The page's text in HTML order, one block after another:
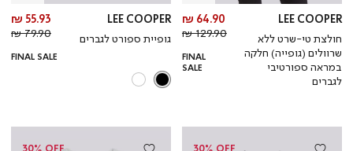
LEE COOPER
חולצת טי-שרט ללא
שרוולים (גופייה) חלקה
במראה ספורטיבי
לגברים
מחיר
מוצר
64.90 ₪
מחיר
רגיל
129.90 ₪
FINAL
SALE
LEE COOPER
גופיית ספורט לגברים
55.93 ₪
79.90 ₪
FINAL SALE
30% OFF
30% OFF